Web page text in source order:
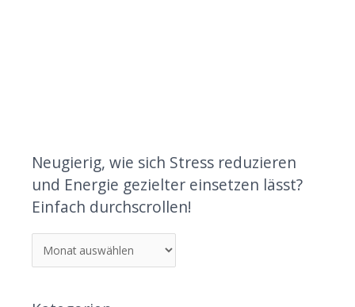
Neugierig, wie sich Stress reduzieren
und Energie gezielter einsetzen lässt?
Einfach durchscrollen!